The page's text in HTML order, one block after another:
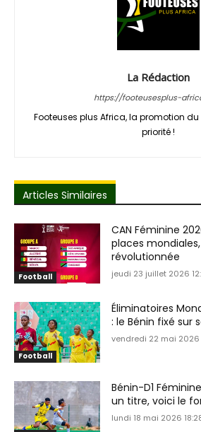
La Rédaction
https://footeusesplus-
Footeuses plus Africa, la promotion
priorité !
Articles Similaires
Football
CAN Féminine
places
révolutionnée
jeudi 23 juillet 2026
Football
Éliminatoires
: le Bénin fixé sur
vendredi 22 mai 2026
Bénin-D1
un titre, voici le
lundi 18 mai 2026